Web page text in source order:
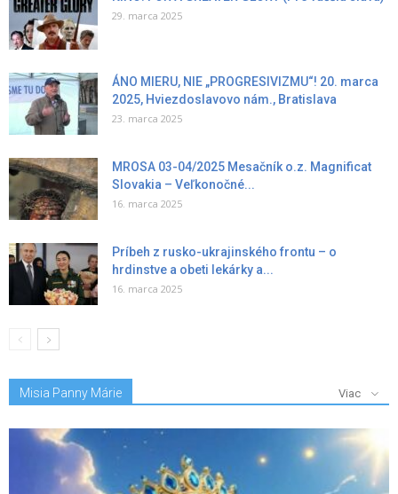
29. marca 2025
ÁNO MIERU, NIE „PROGRESIVIZMU“! 20. marca
2025, Hviezdoslavovo nám., Bratislava
23. marca 2025
MROSA 03-04/2025 Mesačník o.z. Magnificat
Slovakia – Veľkonočné...
16. marca 2025
Príbeh z rusko-ukrajinského frontu – o
hrdinstve a obeti lekárky a...
16. marca 2025
Misia Panny Márie Viac